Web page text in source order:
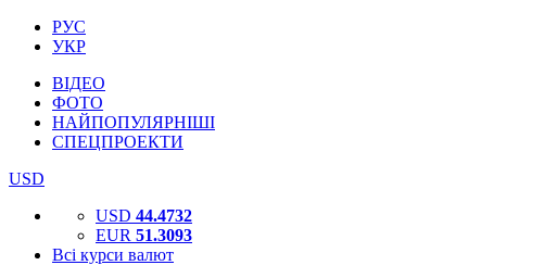
РУС
УКР
ВІДЕО
ФОТО
НАЙПОПУЛЯРНІШІ
СПЕЦПРОЕКТИ
USD
USD 44.4732
EUR 51.3093
Всі курси валют